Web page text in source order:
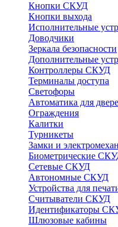
Кнопки СКУД
Кнопки выхода
Исполнительные
Доводчики
Зеркала безопасности
Дополнительные
Контроллеры СКУД
Терминалы доступа
Светофоры
Автоматика для
Ограждения
Калитки
Турникеты
Замки и
Биометрические
Сетевые СКУД
Автономные СКУД
Устройства для
Считыватели СКУД
Идентификаторы
Шлюзовые кабины